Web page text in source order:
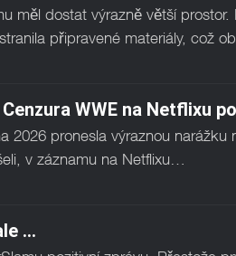
měl dostat výrazně větší prostor.
připravené materiály, což
Cenzura WWE na Netflixu
2026 pronesla výraznou narážku
v záznamu na Netflixu…
...